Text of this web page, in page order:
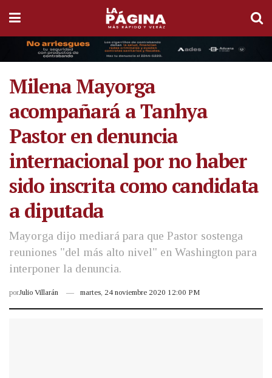
Milena Mayorga
acompañará a Tanhya
Pastor en denuncia
internacional por no haber
sido inscrita como candidata
a diputada
Mayorga dijo mediará para que Pastor sostenga
reuniones "del más alto nivel" en Washington para
interponer la denuncia.
porJulio Villarán martes, 24 noviembre 2020 12:00 PM